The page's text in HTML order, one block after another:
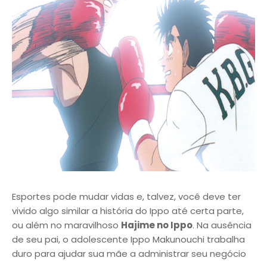
Esportes pode mudar vidas e, talvez, você deve ter
vivido algo similar a história do Ippo até certa parte,
ou além no maravilhoso Hajime no Ippo. Na ausência
de seu pai, o adolescente Ippo Makunouchi trabalha
duro para ajudar sua mãe a administrar seu negócio